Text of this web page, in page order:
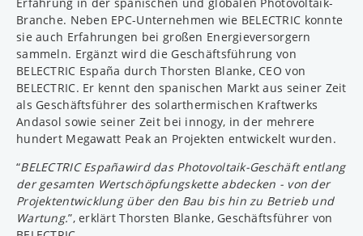
Erfahrung in der spanischen und globalen Photovoltaik-
Branche. Neben EPC-Unternehmen wie BELECTRIC konnte
sie auch Erfahrungen bei großen Energieversorgern
sammeln. Ergänzt wird die Geschäftsführung von
BELECTRIC España durch Thorsten Blanke, CEO von
BELECTRIC. Er kennt den spanischen Markt aus seiner Zeit
als Geschäftsführer des solarthermischen Kraftwerks
Andasol sowie seiner Zeit bei innogy, in der mehrere
hundert Megawatt Peak an Projekten entwickelt wurden.
“BELECTRIC Españawird das Photovoltaik-Geschäft entlang
der gesamten Wertschöpfungskette abdecken - von der
Projektentwicklung über den Bau bis hin zu Betrieb und
Wartung.”, erklärt Thorsten Blanke, Geschäftsführer von